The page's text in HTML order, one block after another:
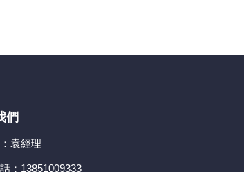
們
袁經理
： 13851009333